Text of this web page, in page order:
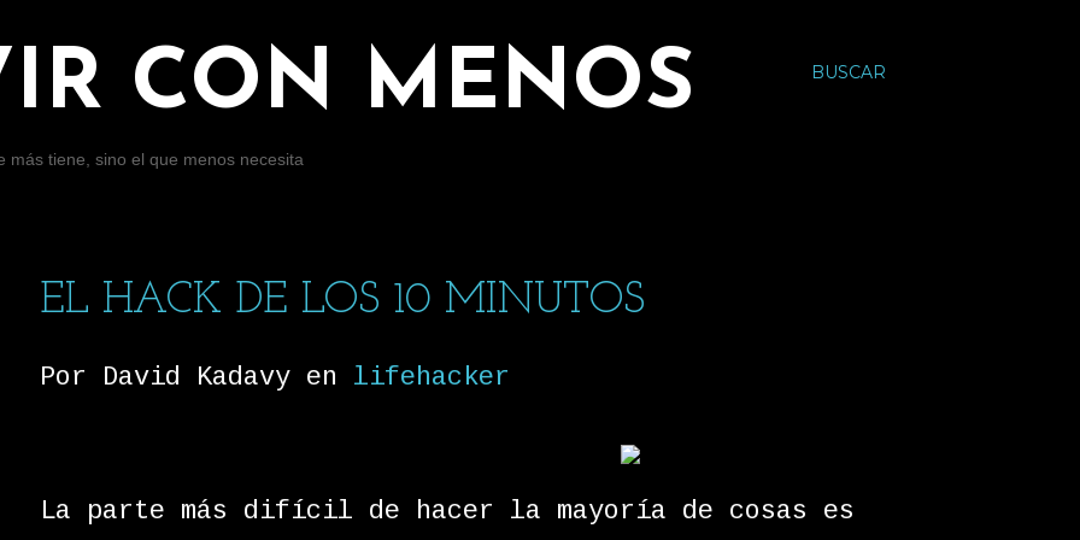
BUSCAR
CON MENOS
más tiene, sino el que menos necesita
EL HACK DE LOS 10 MINUTOS
Por David Kadavy en lifehacker
La parte más difícil de hacer la mayoría de cosas es